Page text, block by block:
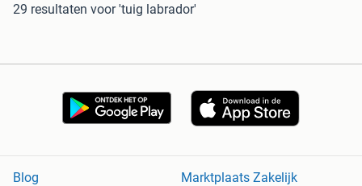
29 resultaten voor 'tuig labrador'
Blog
Marktplaats Zakelijk